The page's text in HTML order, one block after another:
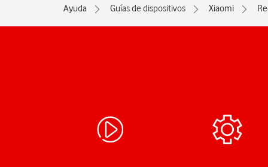
Ayuda Guías de dispositivos Xiaomi